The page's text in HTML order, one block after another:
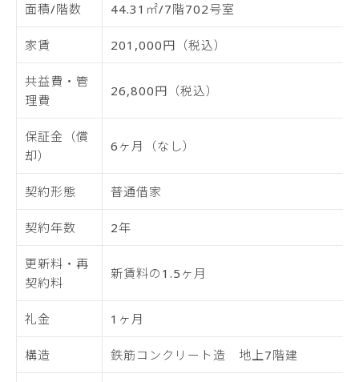
面積/階数 44.31㎡/7階702号室
家賃 201,000円（税込）
共益費・管
理費
26,800円（税込）
保証金（償
却）
6ヶ月（なし）
契約形態 普通借家
契約年数 2年
更新料・再
契約料
新賃料の1.5ヶ月
礼金 1ヶ月
構造 鉄筋コンクリート造 地上7階建